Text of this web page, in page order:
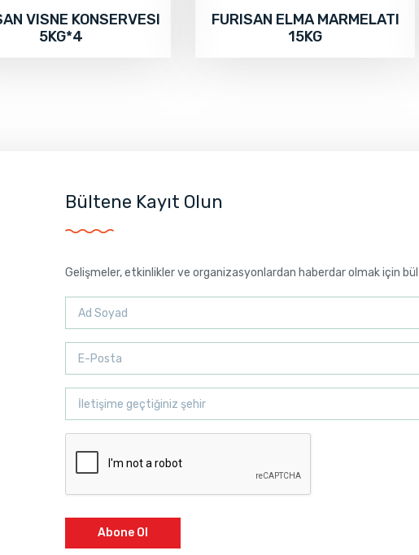
VISNE KONSERVESI
5KG*4
FURISAN ELMA MARMELATI
15KG
Bültene Kayıt Olun
Gelişmeler, etkinlikler ve organizasyonlardan haberdar olmak için
Abone Ol